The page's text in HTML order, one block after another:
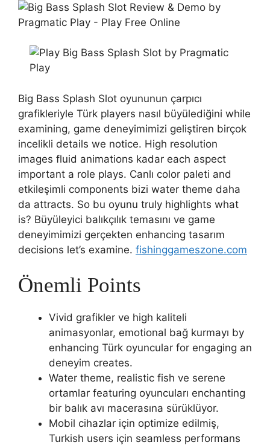
Big Bass Splash Slot oyununun çarpıcı
grafikleriyle Türk players nasıl büyülediğini while
examining, game deneyimimizi geliştiren birçok
incelikli details we notice. High resolution
images fluid animations kadar each aspect
important a role plays. Canlı color paleti and
etkileşimli components bizi water theme daha
da attracts. So bu oyunu truly highlights what
is? Büyüleyici balıkçılık temasını ve game
deneyimimizi gerçekten enhancing tasarım
decisions let’s examine. fishinggameszone.com
Önemli Points
Vivid grafikler ve high kaliteli
animasyonlar, emotional bağ kurmayı by
enhancing Türk oyuncular for engaging an
deneyim creates.
Water theme, realistic fish ve serene
ortamlar featuring oyuncuları enchanting
bir balık avı macerasına sürüklüyor.
Mobil cihazlar için optimize edilmiş,
Turkish users için seamless performans